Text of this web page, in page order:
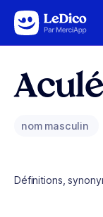
Aller au contenu
nom masculin
Définitions,